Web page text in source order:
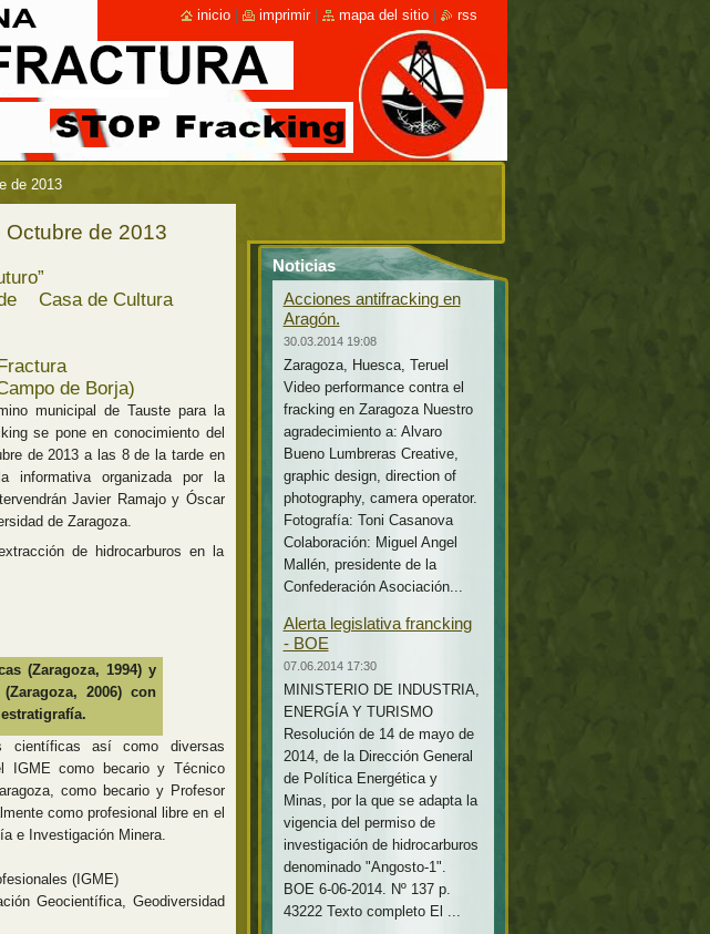
de 2013
Octubre de 2013
Casa de Cultura
de Borja)
municipal de Tauste para la
se pone en conocimiento del
de 2013 a las 8 de la tarde en
informativa organizada por la
Javier Ramajo y Óscar
de Zaragoza.
de hidrocarburos en la
(Zaragoza, 1994) y
2006) con
así como diversas
IGME como becario y Técnico
como becario y Profesor
como profesional libre en el
e Investigación Minera.
(IGME)
Geocientífica, Geodiversidad
Noticias
Acciones antifracking en
Aragón.
30.03.2014 19:08
Zaragoza, Huesca, Teruel
Video performance contra el
fracking en Zaragoza Nuestro
agradecimiento a: Alvaro
Bueno Lumbreras Creative,
graphic design, direction of
photography, camera operator.
Fotografía: Toni Casanova
Colaboración: Miguel Angel
Mallén, presidente de la
Confederación Asociación...
Alerta legislativa francking
- BOE
07.06.2014 17:30
MINISTERIO DE INDUSTRIA,
ENERGÍA Y TURISMO
Resolución de 14 de mayo de
2014, de la Dirección General
de Política Energética y
Minas, por la que se adapta la
vigencia del permiso de
investigación de hidrocarburos
denominado "Angosto-1".
BOE 6-06-2014. Nº 137 p.
43222 Texto completo El ...
inicio imprimir mapa del sitio rss